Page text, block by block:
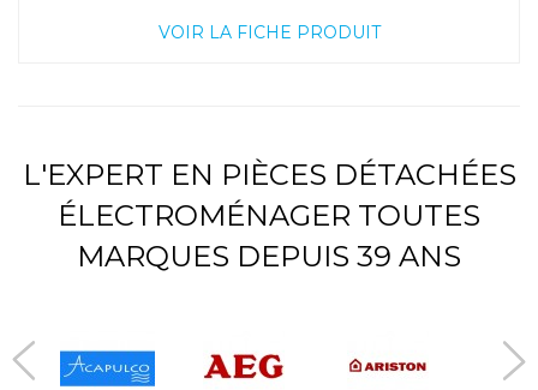
VOIR LA FICHE PRODUIT
L'EXPERT EN PIÈCES DÉTACHÉES
ÉLECTROMÉNAGER TOUTES
MARQUES DEPUIS 39 ANS